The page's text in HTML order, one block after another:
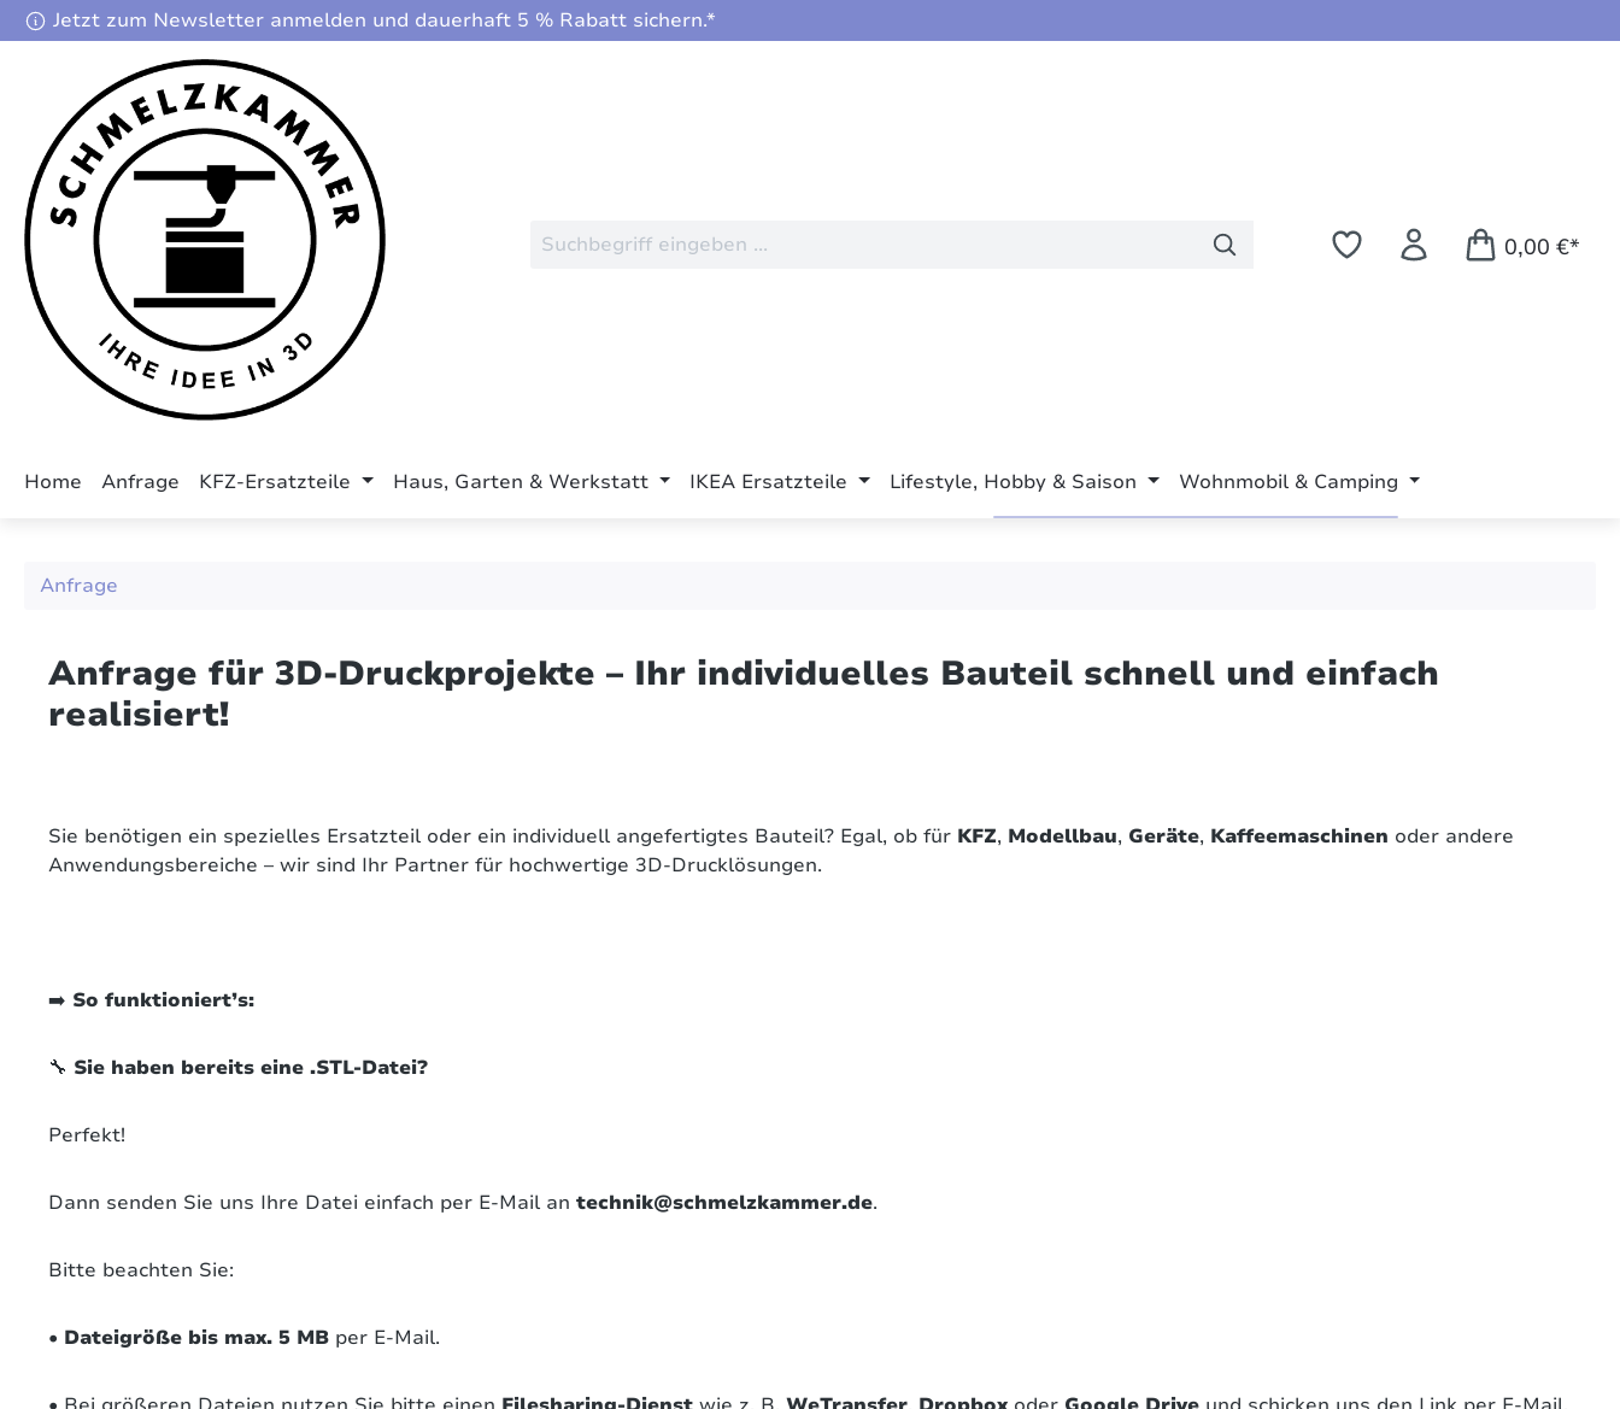
Hauptinhalt springen
Zur Suche springen
Zur Hauptnavigation springen
Jetzt zum Newsletter anmelden und dauerhaft 5 % Rabatt sichern.*
0,00 €*
Home Anfrage KFZ-Ersatzteile Haus, Garten & Werkstatt IKEA Ersatzteile Lifestyle, Hobby & Saison Wohnmobil & Camping
Anfrage
Anfrage für 3D-Druckprojekte – Ihr individuelles Bauteil schnell und einfach
realisiert!
Sie benötigen ein spezielles Ersatzteil oder ein individuell angefertigtes Bauteil? Egal, ob für KFZ, Modellbau, Geräte, Kaffeemaschinen oder andere
Anwendungsbereiche – wir sind Ihr Partner für hochwertige 3D-Drucklösungen.
➡️ So funktioniert’s:
🔧 Sie haben bereits eine .STL-Datei?
Perfekt!
Dann senden Sie uns Ihre Datei einfach per E-Mail an technik@schmelzkammer.de.
Bitte beachten Sie:
• Dateigröße bis max. 5 MB per E-Mail.